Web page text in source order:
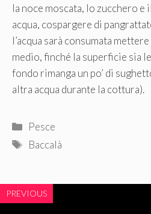
la noce moscata, lo zucchero e
acqua, cospargere di
l’acqua sarà consumata
medio, finché la superficie sia
fondo rimanga un po’ di
altra acqua durante la cottura).
Categorie
Pesce
Tag
Baccalà
PREVIOUS